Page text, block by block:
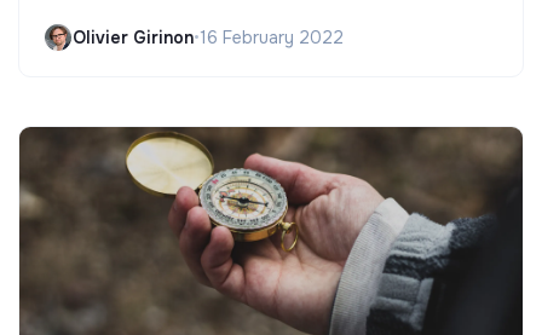
Olivier Girinon•16 February 2022